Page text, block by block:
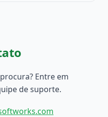
Entre em
de suporte.